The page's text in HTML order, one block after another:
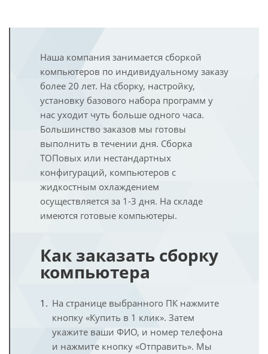
Наша компания занимается сборкой
компьютеров по индивидуальному заказу
более 20 лет. На сборку, настройку,
установку базового набора программ у
нас уходит чуть больше одного часа.
Большинство заказов мы готовы
выполнить в течении дня. Сборка
ТОПовых или нестандартных
конфигураций, компьютеров с
жидкостным охлаждением
осуществляется за 1-3 дня. На складе
имеются готовые компьютеры.
Как заказать сборку
компьютера
На странице выбранного ПК нажмите
кнопку «Купить в 1 клик». Затем
укажите ваши ФИО, и номер телефона
и нажмите кнопку «Отправить». Мы